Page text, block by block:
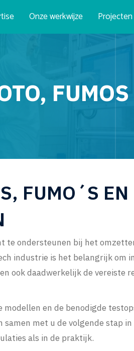
Onze werkwijze Projecten
FUMO´S EN
te ondersteunen bij het
industrie is het belangrijk om
ook daadwerkelijk de vereiste
en de benodigde
met u de volgende stap
als in de praktijk.